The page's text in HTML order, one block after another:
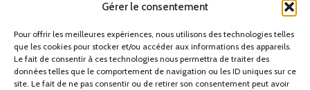
Gérer le consentement
Pour offrir les meilleures expériences, nous utilisons des technologies telles
que les cookies pour stocker et/ou accéder aux informations des appareils.
Le fait de consentir à ces technologies nous permettra de traiter des
données telles que le comportement de navigation ou les ID uniques sur ce
site. Le fait de ne pas consentir ou de retirer son consentement peut avoir
mélange unique d’histoire, de culture et de paysages à
couper le souffle. Pour vivre une expérience inoubliable et
découvrir les trésors cachés de ce pays, rien de mieux